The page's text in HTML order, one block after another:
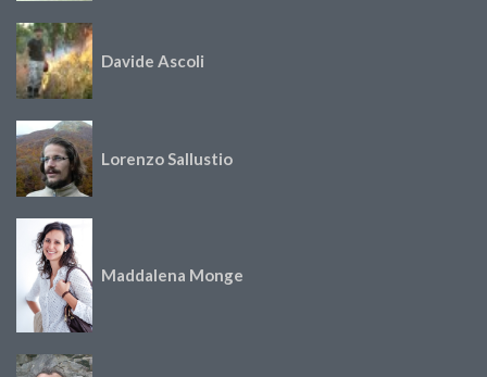
Davide Ascoli
Lorenzo Sallustio
Maddalena Monge